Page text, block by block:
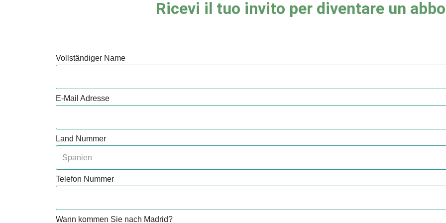
Ricevi il tuo invito per diventare un
Vollständiger Name
E-Mail Adresse
Land Nummer
Telefon Nummer
Wann kommen Sie nach Madrid?